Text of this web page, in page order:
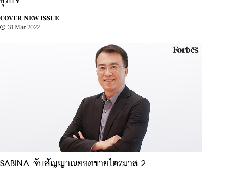
COVER NEW ISSUE
31 Mar 2022
SABINA จับสัญญาณยอดขายไตรมาส 2